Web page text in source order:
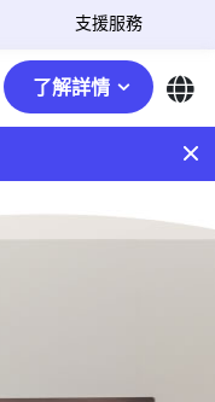
支援服務
了解詳情